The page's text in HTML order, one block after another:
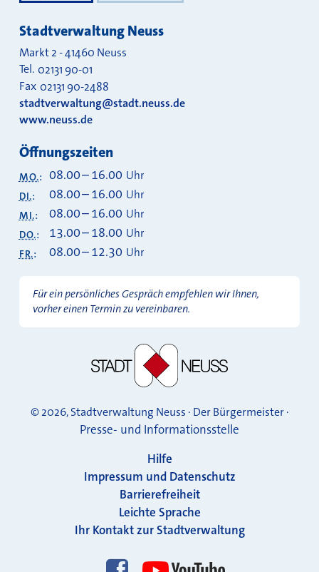
Stadtverwaltung Neuss
Markt 2-41460 Neuss
Tel. 02131 90-01
Fax 02131 90-2488
stadtverwaltung@stadt.neuss.de
www.neuss.de
Öffnungszeiten
MO.: 08.00–16.00 Uhr
DI.: 08.00–16.00 Uhr
MI.: 08.00–16.00 Uhr
DO.: 13.00–18.00 Uhr
FR.: 08.00–12.30 Uhr
Für ein persönliches Gespräch empfehlen wir Ihnen,
vorher einen Termin zu vereinbaren.
© 2026, Stadtverwaltung Neuss · Der Bürgermeister ·
Presse- und Informationsstelle
Hilfe
Impressum und Datenschutz
Barrierefreiheit
Leichte Sprache
Ihr Kontakt zur Stadtverwaltung
Folgen Sie uns!